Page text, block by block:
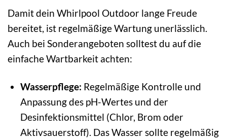
Damit dein Whirlpool Outdoor lange Freude
bereitet, ist regelmäßige Wartung unerlässlich.
Auch bei Sonderangeboten solltest du auf die
einfache Wartbarkeit achten:
Wasserpflege: Regelmäßige Kontrolle und
Anpassung des pH-Wertes und der
Desinfektionsmittel (Chlor, Brom oder
Aktivsauerstoff). Das Wasser sollte regelmäßig